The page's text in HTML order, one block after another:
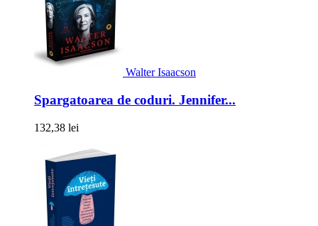
Walter Isaacson
Spargatoarea de coduri. Jennifer...
132,38 lei